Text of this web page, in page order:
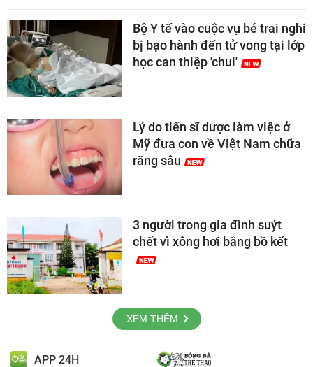
Bộ Y tế vào cuộc vụ bé trai nghi
bị bạo hành đến tử vong tại lớp
học can thiệp 'chui'
Lý do tiến sĩ dược làm việc ở
Mỹ đưa con về Việt Nam chữa
răng sâu
3 người trong gia đình suýt
chết vì xông hơi bằng bồ kết
XEM THÊM
APP 24H